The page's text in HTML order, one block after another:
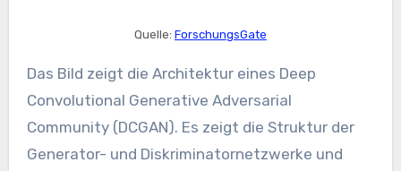
Quelle: ForschungsGate
Das Bild zeigt die Architektur eines Deep
Convolutional Generative Adversarial
Community (DCGAN). Es zeigt die Struktur der
Generator- und Diskriminatornetzwerke und